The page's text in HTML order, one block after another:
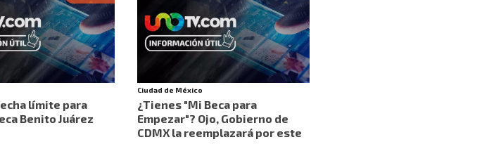
límite para
Benito Juárez
Ciudad de México
¿Tienes "Mi Beca para
Empezar"? Ojo, Gobierno de
CDMX la reemplazará por este